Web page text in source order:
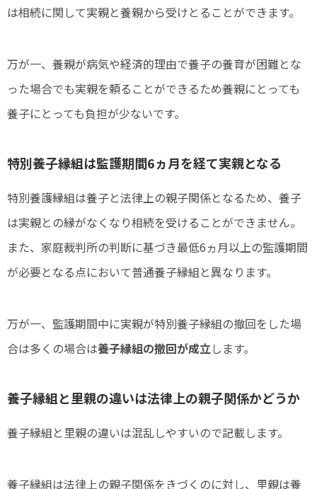
は相続に関して実親と養親から受けとることができます。
万が一、養親が病気や経済的理由で養子の養育が困難とな
った場合でも実親を頼ることができるため養親にとっても
養子にとっても負担が少ないです。
特別養子縁組は監護期間6ヵ月を経て実親となる
特別養護縁組は養子と法律上の親子関係となるため、養子
は実親との縁がなくなり相続を受けることができません。
また、家庭裁判所の判断に基づき最低6ヵ月以上の監護期間
が必要となる点において普通養子縁組と異なります。
万が一、監護期間中に実親が特別養子縁組の撤回をした場
合は多くの場合は養子縁組の撤回が成立します。
養子縁組と里親の違いは法律上の親子関係かどうか
養子縁組と里親の違いは混乱しやすいので記載します。
養子縁組は法律上の親子関係をきづくのに対し、里親は養